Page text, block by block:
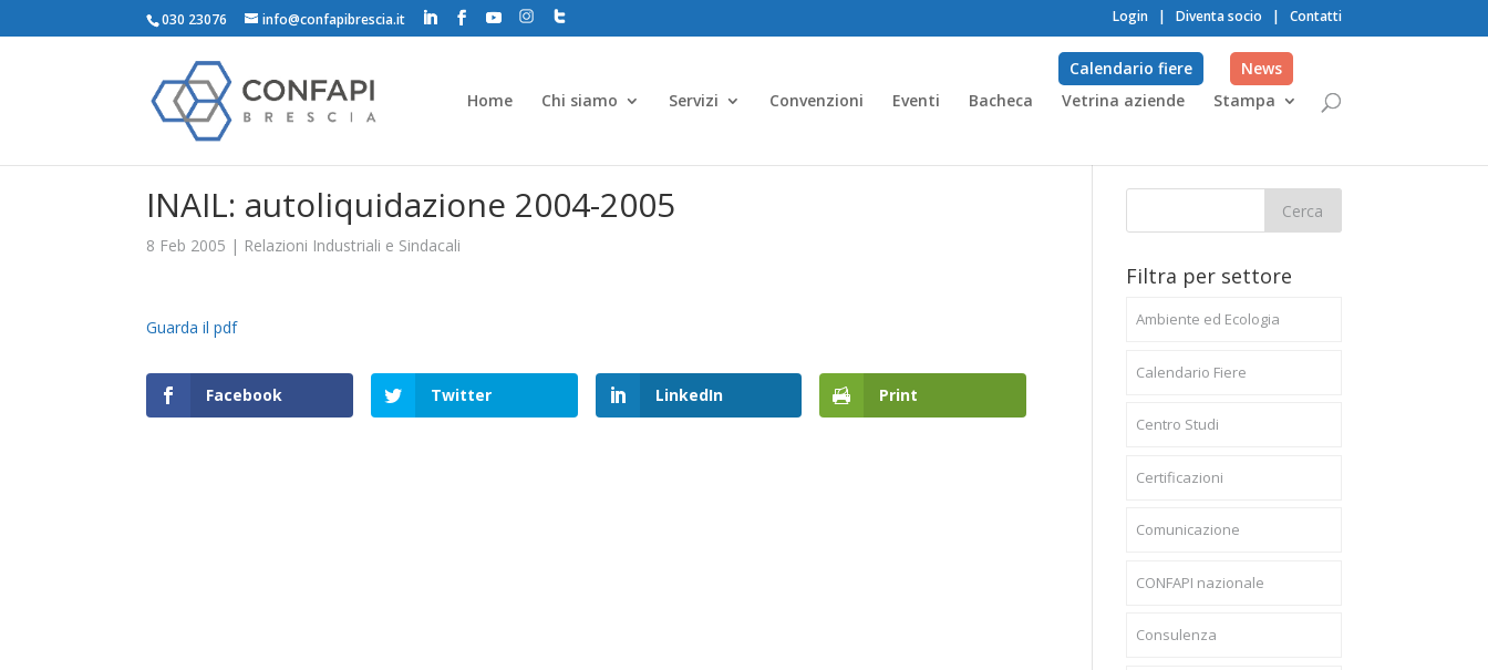
030 23076 info@confapibrescia.it Login | Diventa socio | Contatti
Home Chi siamo Servizi Convenzioni Eventi Bacheca Vetrina aziende Stampa
Calendario fiere News
INAIL: autoliquidazione 2004-2005
8 Feb 2005 | Relazioni Industriali e Sindacali
Guarda il pdf
Facebook Twitter LinkedIn Print
Filtra per settore
Ambiente ed Ecologia
Calendario Fiere
Centro Studi
Certificazioni
Comunicazione
CONFAPI nazionale
Consulenza